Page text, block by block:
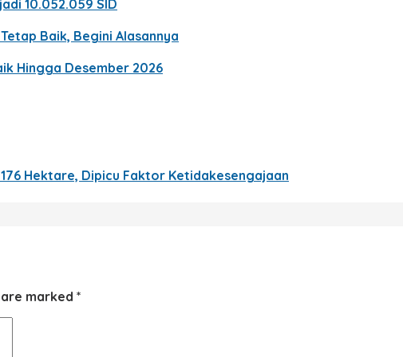
10.052.059 SID
Baik, Begini Alasannya
Hingga Desember 2026
Hektare, Dipicu Faktor Ketidakesengajaan
marked *